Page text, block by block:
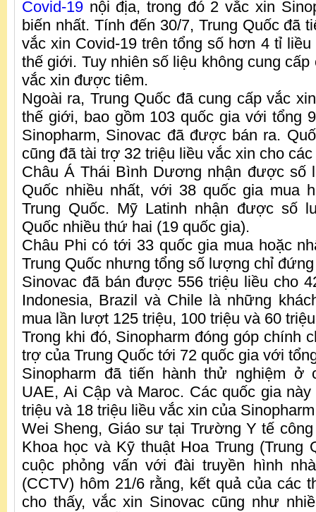
Covid-19 nội địa, trong đó 2 vắc xin
biến nhất. Tính đến 30/7, Trung Quốc đã
vắc xin Covid-19 trên tổng số hơn 4 tỉ
thế giới. Tuy nhiên số liệu không cung
vắc xin được tiêm.
Ngoài ra, Trung Quốc đã cung cấp vắc
thế giới, bao gồm 103 quốc gia với tổng
Sinopharm, Sinovac đã được bán ra.
cũng đã tài trợ 32 triệu liều vắc xin cho
Châu Á Thái Bình Dương nhận được số
Quốc nhiều nhất, với 38 quốc gia mua
Trung Quốc. Mỹ Latinh nhận được số
Quốc nhiều thứ hai (19 quốc gia).
Châu Phi có tới 33 quốc gia mua hoặc
Trung Quốc nhưng tổng số lượng chỉ
Sinovac đã bán được 556 triệu liều cho
Indonesia, Brazil và Chile là những
mua lần lượt 125 triệu, 100 triệu và 60
Trong khi đó, Sinopharm đóng góp chính
trợ của Trung Quốc tới 72 quốc gia với
Sinopharm đã tiến hành thử nghiệm ở
UAE, Ai Cập và Maroc. Các quốc gia
triệu và 18 triệu liều vắc xin của
Wei Sheng, Giáo sư tại Trường Y tế
Khoa học và Kỹ thuật Hoa Trung (Trung
cuộc phỏng vấn với đài truyền hình
(CCTV) hôm 21/6 rằng, kết quả của các
cho thấy, vắc xin Sinovac cũng như